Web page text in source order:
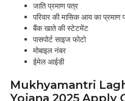
जाति प्रमाण पत्र
परिवार की मासिक आय का प्रमाण
बैंक खाते की स्टेटमेंट
पासपोर्ट साइज फोटो
मोबाइल नंबर
ईमेल आईडी
Mukhyamantri